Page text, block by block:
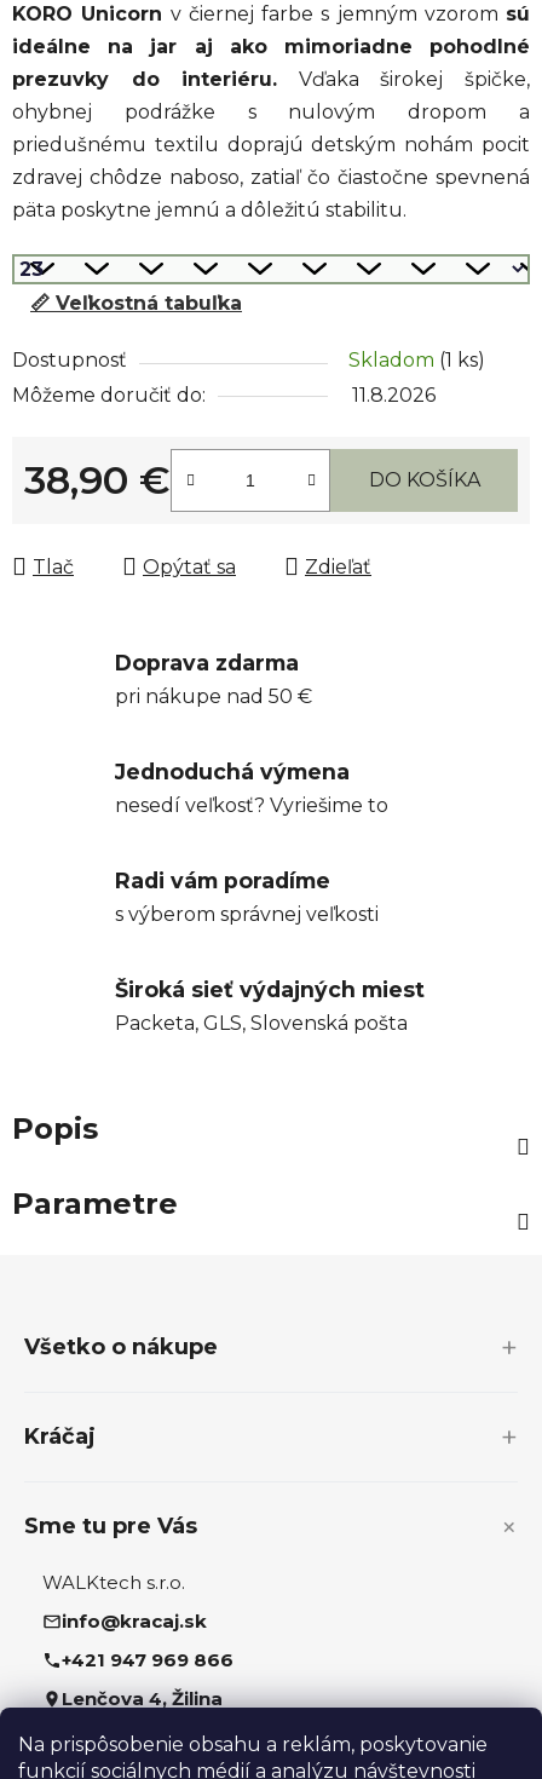
Na prispôsobenie obsahu a reklám, poskytovanie
funkcií sociálnych médií a analýzu návštevnosti
KORO Unicorn v čiernej farbe s jemným vzorom sú
ideálne na jar aj ako mimoriadne pohodlné
prezuvky do interiéru. Vďaka širokej špičke,
ohybnej podrážke s nulovým dropom a
priedušnému textilu doprajú detským nohám pocit
zdravej chôdze naboso, zatiaľ čo čiastočne spevnená
päta poskytne jemnú a dôležitú stabilitu.
📏 Veľkostná tabuľka
Dostupnosť Skladom (1 ks)
Môžeme doručiť do:
11.8.2026
38,90 €
Jednotková cena:
DO KOŠÍKA
Tlač Opýtať sa Zdieľať
Doprava zdarma
pri nákupe nad 50 €
Jednoduchá výmena
nesedí veľkosť? Vyriešime to
Radi vám poradíme
s výberom správnej veľkosti
Široká sieť výdajných miest
Packeta, GLS, Slovenská pošta
Popis
Parametre
Všetko o nákupe
Kráčaj
Sme tu pre Vás
WALKtech s.r.o.
info@kracaj.sk
+421 947 969 866
Lenčova 4, Žilina
Sledujte nás